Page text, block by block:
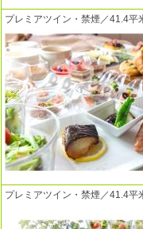
プレミアツイン・禁煙／41.4平
プレミアツイン・禁煙／41.4平